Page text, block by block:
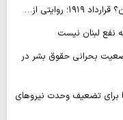
روایتی از…
نفع لبنان نیست
بحرانی حقوق بشر در
برای تضعیف وحدت نیروهای